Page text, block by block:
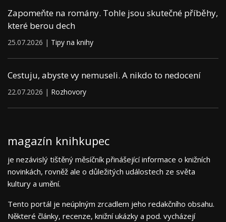
Zapomeňte na romány. Tohle jsou skutečné příběhy,
které berou dech
25.07.2026 | Tipy na knihy
Cestuju, abyste vy nemuseli. A nikdo to nedocení
22.07.2026 | Rozhovory
magazín knihkupec
je nezávislý tištěný měsíčník přinášející informace o knižních
novinkách, rovněž ale o důležitých událostech ze světa
kultury a umění.
Tento portál je neúplným zrcadlem jeho redakčního obsahu.
Některé články, recenze, knižní ukázky a pod. vycházejí